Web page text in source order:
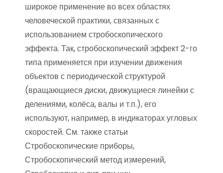
широкое применение во всех областях
человеческой практики, связанных с
использованием стробоскопического
эффекта. Так, стробоскопический эффект 2-го
типа применяется при изучении движения
объектов с периодической структурой
(вращающиеся диски, движущиеся линейки с
делениями, колёса, валы и т.п.), его
используют, например, в индикаторах угловых
скоростей. См. также статьи
Стробоскопические приборы,
Стробоскопический метод измерений,